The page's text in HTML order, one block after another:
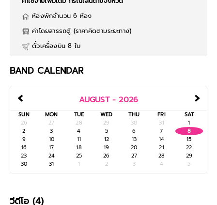
ห้องพักจำนวน 6 ห้อง
ค่าโดยสารรถตู้ (ราคาคิดตามระยะทาง)
ตั๋วเครื่องบิน 8 ใบ
BAND CALENDAR
‹ ›
AUGUST - 2026
SUN MON TUE WED THU FRI
SAT
26
27 28 29 30 31
1
2
3 4 5 6 7
8
9
10 11 12 13 14
15
16
17 18 19 20 21
22
23
24 25 26 27 28
29
30
31 1 2 3 4 5
วีดีโอ (4)